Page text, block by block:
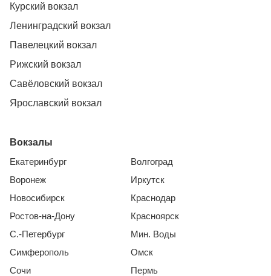
Курский вокзал
Ленинградский вокзал
Павелецкий вокзал
Рижский вокзал
Савёловский вокзал
Ярославский вокзал
Вокзалы
Екатеринбург
Воронеж
Новосибирск
Ростов-на-Дону
С.-Петербург
Симферополь
Сочи
Волгоград
Иркутск
Краснодар
Красноярск
Мин. Воды
Омск
Пермь